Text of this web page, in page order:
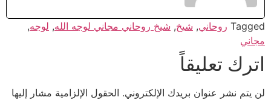
Tagged روحاني, شيخ, شيخ روحاني مجاني لوجه الله, لوجه,
مجاني
اترك تعليقاً
لن يتم نشر عنوان بريدك الإلكتروني. الحقول الإلزامية مشار إليها